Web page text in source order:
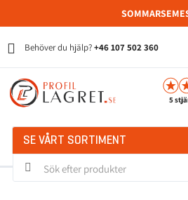
Behöver du hjälp?+46 107 502 360
5
SE VÅRT SORTIMENT